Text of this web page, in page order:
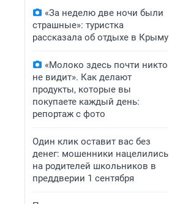
«За неделю две ночи были
страшные»: туристка
рассказала об отдыхе в Крыму
«Молоко здесь почти никто
не видит». Как делают
продукты, которые вы
покупаете каждый день:
репортаж с фото
Один клик оставит вас без
денег: мошенники нацелились
на родителей школьников в
преддверии 1 сентября